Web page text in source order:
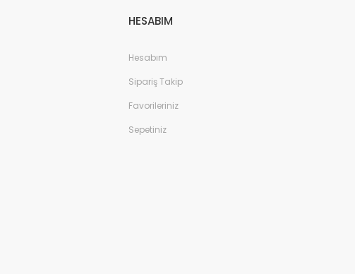
HESABIM
Hesabım
Sipariş Takip
Favorileriniz
Sepetiniz